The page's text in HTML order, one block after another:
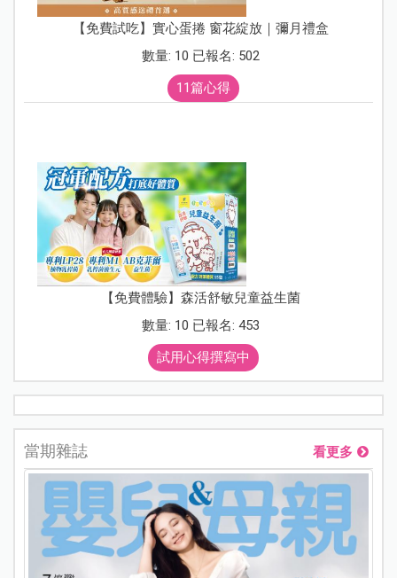
【免費試吃】實心蛋捲 窗花綻放｜彌月禮盒
數量: 10 已報名: 502
11篇心得
【免費體驗】森活舒敏兒童益生菌
數量: 10 已報名: 453
試用心得撰寫中
當期雜誌 看更多